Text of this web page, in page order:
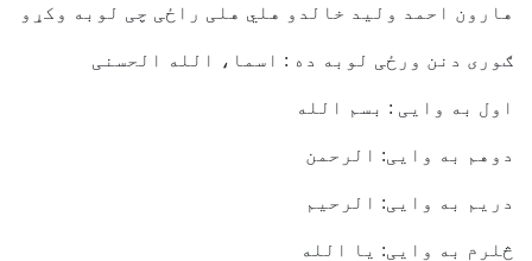
هارون احمد ولید خالدو هلي هلی راځی چی لوبه وکړو
ګوری دنن ورځی لوبه ده : اسما، الله الحسنی
اول به وایی : بسم الله
دوهم به وایی: الرحمن
دریم به وایی: الرحیم
څلرم به وایی: یا الله